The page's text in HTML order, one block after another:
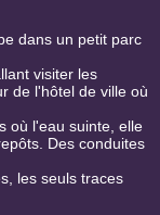
dans un petit parc
visiter les
de l'hôtel de ville où
où l'eau suinte, elle
Des conduites
les seuls traces